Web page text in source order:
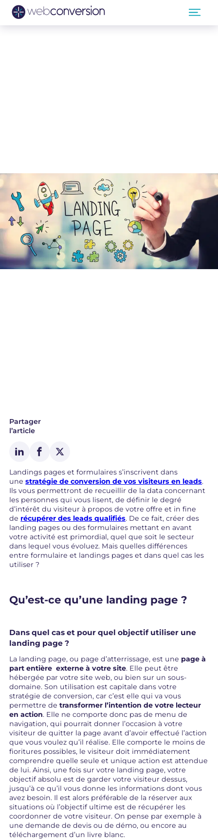
Partager
l’article
Landings pages et formulaires s’inscrivent dans
unestratégie de conversion de vos visiteurs en leads.
Ils vous permettront de recueillir de la data concernant
les personnes qui vous lisent, de définir le degré
d’intérêt du visiteur à propos de votre offre et in fine
de récupérer des leads qualifiés. De ce fait, créer des
landing pages ou des formulaires mettant en avant
votre activité est primordial, quel que soit le secteur
dans lequel vous évoluez. Mais quelles différences
entre formulaire et landings pages et dans quel cas les
utiliser ?
Qu’est-ce qu’une landing page ?
Dans quel cas et pour quel objectif utiliser une
landing page ?
La landing page, ou page d’atterrissage, est une page à
part entière externe à votre site. Elle peut être
hébergée par votre site web, ou bien sur un sous-
domaine. Son utilisation est capitale dans votre
stratégie de conversion, car c’est elle qui va vous
permettre detransformer l’intention de votre lecteur
en action. Elle ne comporte donc pas de menu de
navigation, qui pourrait donner l’occasion à votre
visiteur de quitter la page avant d’avoir effectué l’action
que vous voulez qu’il réalise. Elle comporte le moins de
fioritures possibles, le visiteur doit immédiatement
comprendre quelle seule et unique action est attendue
de lui. Ainsi, une fois sur votre landing page, votre
objectif absolu est de garder votre visiteur dessus,
jusqu’à ce qu’il vous donne les informations dont vous
avez besoin. Il est alors préférable de la réserver aux
situations où l’objectif ultime est de récupérer les
coordonner de votre visiteur. On pense par exemple à
une demande de devis ou de démo, ou encore au
téléchargement d’un livre blanc.